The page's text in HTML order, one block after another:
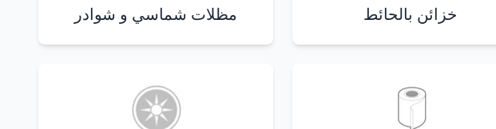
خزائن بالحائط مظلات شماسي و شوادر